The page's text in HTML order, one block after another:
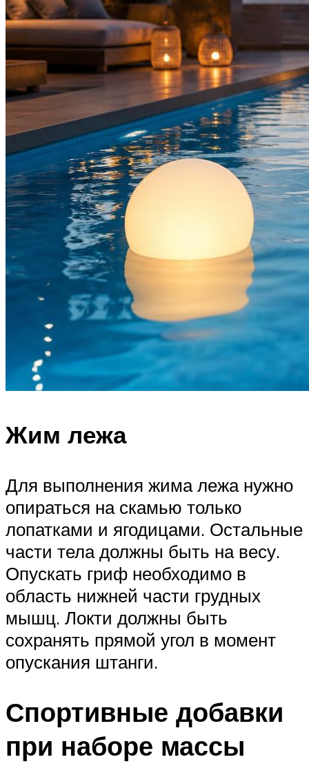
Жим лежа
Для выполнения жима лежа нужно
опираться на скамью только
лопатками и ягодицами. Остальные
части тела должны быть на весу.
Опускать гриф необходимо в
область нижней части грудных
мышц. Локти должны быть
сохранять прямой угол в момент
опускания штанги.
Спортивные добавки
при наборе массы